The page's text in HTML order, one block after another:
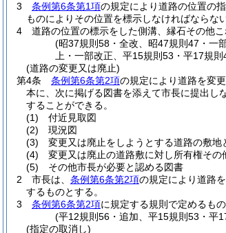
3
条例第6条第1項の規定により道路の位置の
ものによりその位置を標示しなければならない
4
道路の位置の標示をした側溝、縁石その他
(昭37規則58・全改、昭47規則47・一
上・一部改正、平15規則53・平17規
(道路の変更又は廃止)
第4条
条例第6条第2項の規定により道路を変
本に、次に掲げる図書を添えて市長に提出し
することができる。
(1)
付近見取図
(2)
現況図
(3)
変更又は廃止をしようとする道路の敷地
(4)
変更又は廃止の道路敷に対し所有権その
(5)
その他市長が必要と認める図書
2
市長は、 条例第6条第2項の規定により道路
するものとする。
3
条例第6条第2項に規定する規則で定めるも
(平12規則56・追加、平15規則53・平
(指定の取消し)